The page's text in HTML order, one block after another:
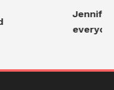
Jennifer